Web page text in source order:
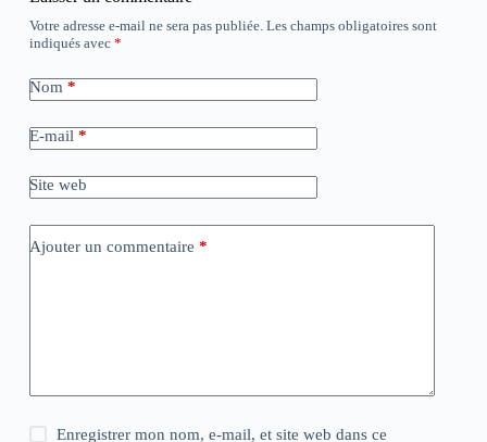
Votre adresse e-mail ne sera pas publiée. Les champs obligatoires sont
indiqués avec *
Nom *
E-mail *
Site web
Ajouter un commentaire *
Enregistrer mon nom, e-mail, et site web dans ce